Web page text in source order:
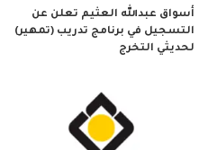
أسواق عبدالله العثيم تعلن عن
التسجيل في برنامج تدريب (تمهير)
لحديثي التخرج